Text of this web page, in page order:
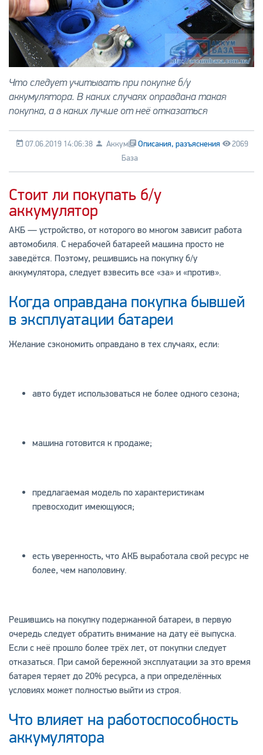
Что следует учитывать при покупке б/у
аккумулятора. В каких случаях оправдана такая
покупка, а в каких лучше от неё отказаться
Описания, разъяснения 2069
07.06.2019 14:06:38
Аккум
База
Стоит ли покупать б/у
аккумулятор
АКБ — устройство, от которого во многом зависит работа
автомобиля. С нерабочей батареей машина просто не
заведётся. Поэтому, решившись на покупку б/у
аккумулятора, следует взвесить все «за» и «против».
Когда оправдана покупка бывшей
в эксплуатации батареи
Желание сэкономить оправдано в тех случаях, если:
авто будет использоваться не более одного сезона;
машина готовится к продаже;
предлагаемая модель по характеристикам
превосходит имеющуюся;
есть уверенность, что АКБ выработала свой ресурс не
более, чем наполовину.
Решившись на покупку подержанной батареи, в первую
очередь следует обратить внимание на дату её выпуска.
Если с неё прошло более трёх лет, от покупки следует
отказаться. При самой бережной эксплуатации за это время
батарея теряет до 20% ресурса, а при определённых
условиях может полностью выйти из строя.
Что влияет на работоспособность
аккумулятора